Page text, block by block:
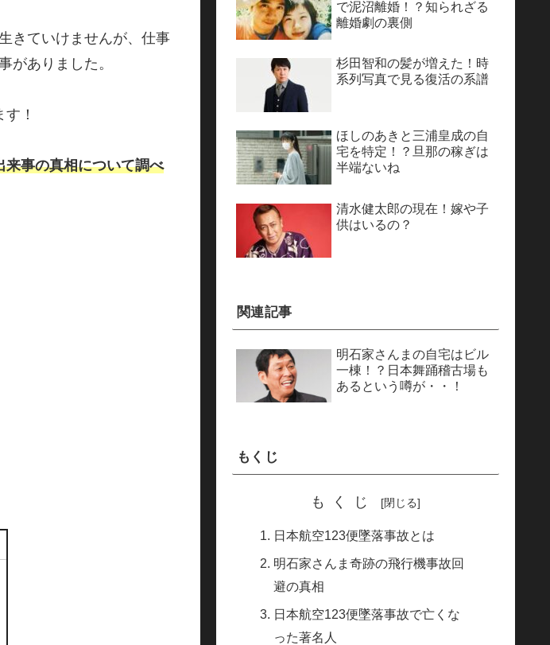
きていけませんが、仕事
がありました。
！
事の真相について調べ
で泥沼離婚！？知られざる
離婚劇の裏側
杉田智和の髪が増えた！時
系列写真で見る復活の系譜
ほしのあきと三浦皇成の自
宅を特定！？旦那の稼ぎは
半端ないね
清水健太郎の現在！嫁や子
供はいるの？
関連記事
明石家さんまの自宅はビル
一棟！？日本舞踊稽古場も
あるという噂が・・！
もくじ
もくじ
日本航空123便墜落事故とは
明石家さんま奇跡の飛行機事故回
避の真相
日本航空123便墜落事故で亡くな
った著名人